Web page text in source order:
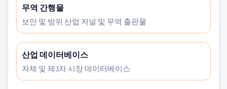
무역 간행물
보안 및 방위 산업 저널 및 무역 출판물
산업 데이터베이스
자체 및 제3자 시장 데이터베이스